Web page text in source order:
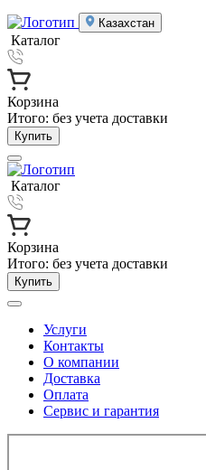
Казахстан
Каталог
Корзина
Итого: без учета доставки
Купить
Каталог
Корзина
Итого: без учета доставки
Купить
Услуги
Контакты
О компании
Доставка
Оплата
Сервис и гарантия